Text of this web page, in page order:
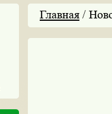
Главная /